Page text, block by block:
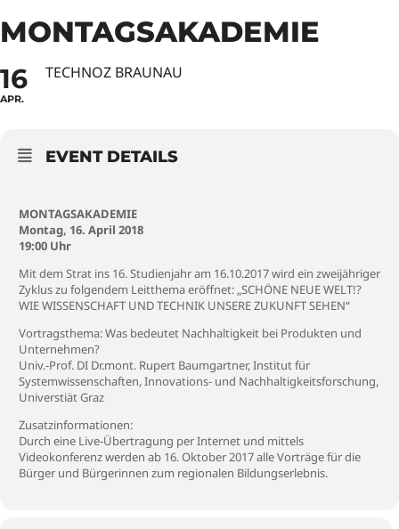
MONTAGSAKADEMIE
16
APR.
TECHNOZ BRAUNAU
EVENT DETAILS
MONTAGSAKADEMIE
Montag, 16. April 2018
19:00 Uhr
Mit dem Strat ins 16. Studienjahr am 16.10.2017 wird ein zweijähriger
Zyklus zu folgendem Leitthema eröffnet: „SCHÖNE NEUE WELT!?
WIE WISSENSCHAFT UND TECHNIK UNSERE ZUKUNFT SEHEN“
Vortragsthema: Was bedeutet Nachhaltigkeit bei Produkten und
Unternehmen?
Univ.-Prof. DI Dr.mont. Rupert Baumgartner, Institut für
Systemwissenschaften, Innovations- und Nachhaltigkeitsforschung,
Universtiät Graz
Zusatzinformationen:
Durch eine Live-Übertragung per Internet und mittels
Videokonferenz werden ab 16. Oktober 2017 alle Vorträge für die
Bürger und Bürgerinnen zum regionalen Bildungserlebnis.